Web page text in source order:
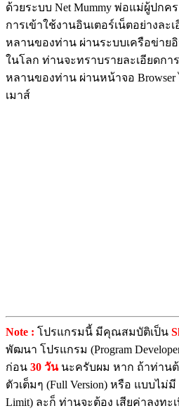
ด้วยระบบ Net Mummy พ่อแม่ผู้ปก
การเข้าใช้งานอินเตอร์เน็ตอย่างล
หลานของท่าน ผ่านระบบเครือข่ายอิ
ในโลก ท่านจะทราบรายละเอียดก
หลานของท่าน ผ่านหน้าจอ Browser
เมาส์
Note : โปรแกรมนี้ มีคุณสมบัติเป็น
พัฒนา โปรแกรม (Program
ก่อน 30 วันนะครับผม หาก ถ้าท่าน
ตัวเต็มๆ (Full Version) หรือ แบบไม่มี
Limit) ละก็ ท่านจะต้อง เสียค่าลงทะเ